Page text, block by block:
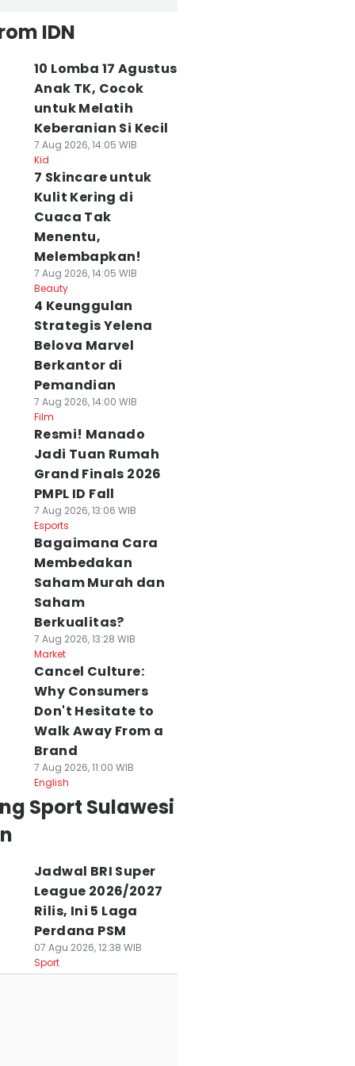
IDN
10 Lomba 17 Agustus
Anak TK, Cocok
untuk Melatih
Keberanian Si Kecil
7 Aug 2026, 14:05 WIB
Kid
7 Skincare untuk
Kulit Kering di
Cuaca Tak
Menentu,
Melembapkan!
7 Aug 2026, 14:05 WIB
Beauty
4 Keunggulan
Strategis Yelena
Belova Marvel
Berkantor di
Pemandian
7 Aug 2026, 14:00 WIB
Film
Resmi! Manado
Jadi Tuan Rumah
Grand Finals 2026
PMPL ID Fall
7 Aug 2026, 13:06 WIB
Esports
Bagaimana Cara
Membedakan
Saham Murah dan
Saham
Berkualitas?
7 Aug 2026, 13:28 WIB
Market
Cancel Culture:
Why Consumers
Don't Hesitate to
Walk Away From a
Brand
7 Aug 2026, 11:00 WIB
English
Sport Sulawesi
Jadwal BRI Super
League 2026/2027
Rilis, Ini 5 Laga
Perdana PSM
07 Agu 2026, 12:38 WIB
Sport